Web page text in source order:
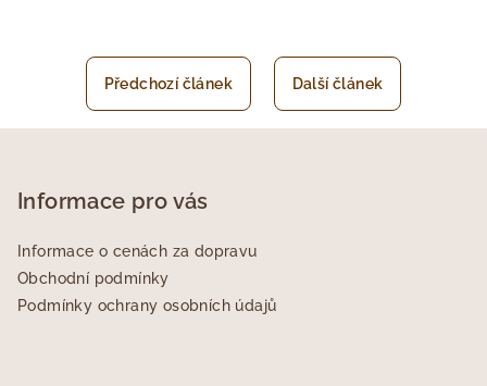
Předchozí článek Další článek
Informace pro vás
Informace o cenách za dopravu
Obchodní podmínky
Podmínky ochrany osobních údajů